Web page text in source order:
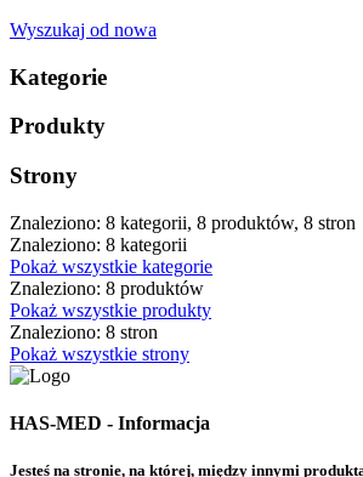
Wyszukaj od nowa
Kategorie
Produkty
Strony
Znaleziono: 8 kategorii, 8 produktów, 8 stron
Znaleziono: 8 kategorii
Pokaż wszystkie kategorie
Znaleziono: 8 produktów
Pokaż wszystkie produkty
Znaleziono: 8 stron
Pokaż wszystkie strony
HAS-MED - Informacja
Jesteś na stronie, na której, między innymi